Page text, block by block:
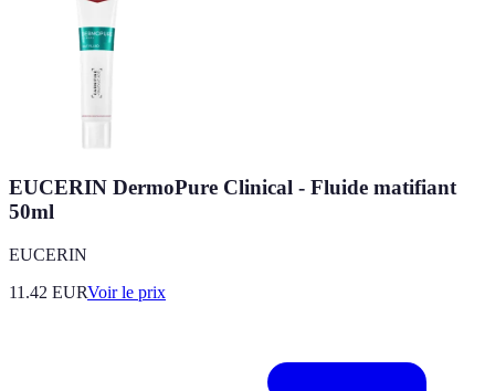
EUCERIN DermoPure Clinical - Fluide matifiant
50ml
EUCERIN
11.42 EURVoir le prix